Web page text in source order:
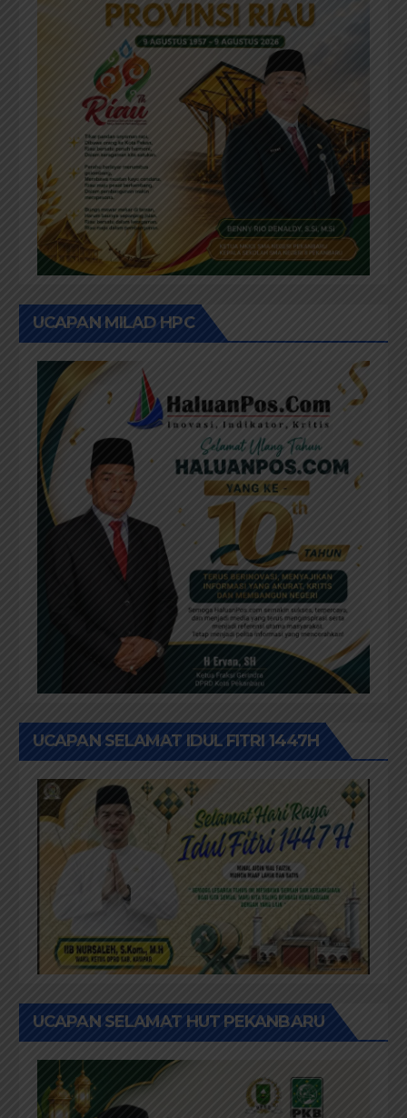
UCAPAN MILAD HPC
UCAPAN SELAMAT IDUL FITRI 1447H
UCAPAN SELAMAT HUT PEKANBARU